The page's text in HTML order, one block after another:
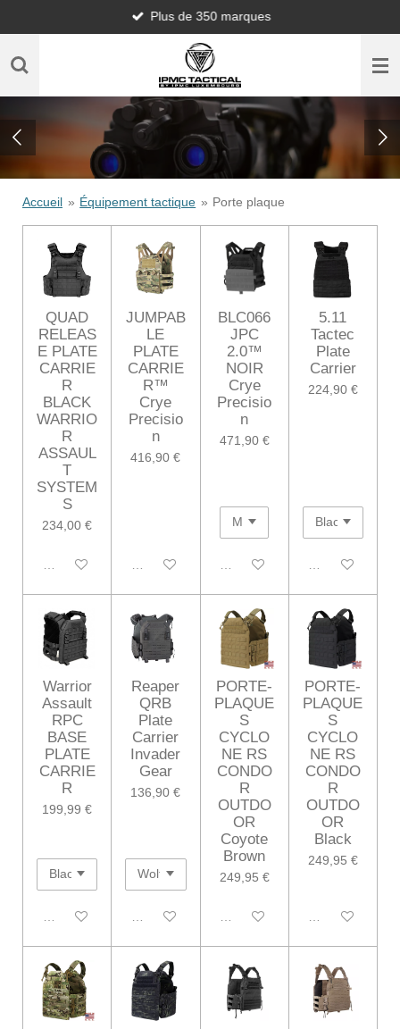
au
contenu
Plus de 350 marques
Accueil » Équipement tactique » Porte plaque
QUAD
RELEAS
E PLATE
CARRIE
R
BLACK
WARRIO
R
ASSAUL
T
SYSTEM
S
234,00 €
Désactivé
JUMPAB
LE
PLATE
CARRIE
R™
Crye
Precisio
n
416,90 €
Désactivé
BLC066
JPC
2.0™
NOIR
Crye
Precisio
n
471,90 €
Désactivé
5.11
Tactec
Plate
Carrier
224,90 €
Désactivé
Warrior
Assault
RPC
BASE
PLATE
CARRIE
R
199,99 €
Désactivé
Reaper
QRB
Plate
Carrier
Invader
Gear
136,90 €
Désactivé
PORTE-
PLAQUE
S
CYCLO
NE RS
CONDO
R
OUTDO
OR
Coyote
Brown
249,95 €
Désactivé
PORTE-
PLAQUE
S
CYCLO
NE RS
CONDO
R
OUTDO
OR
Black
249,95 €
Désactivé